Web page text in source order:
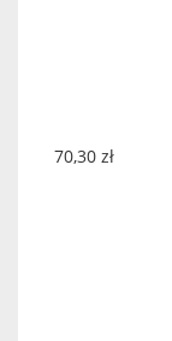
70,30 zł